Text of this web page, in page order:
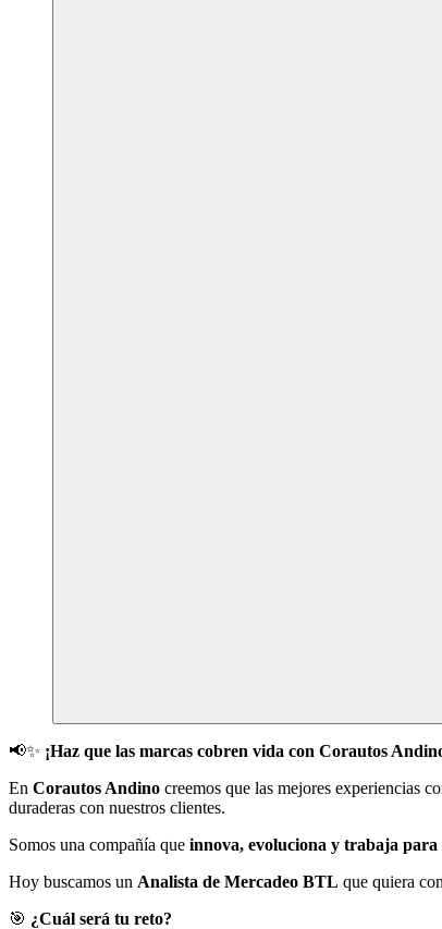
📢✨ ¡Haz que las marcas cobren vida con Corautos
En Corautos Andino creemos que las mejores experiencias
duraderas con nuestros clientes.
Somos una compañía que innova, evoluciona y trabaja para
Hoy buscamos un Analista de Mercadeo BTL que quiera
🎯 ¿Cuál será tu reto?